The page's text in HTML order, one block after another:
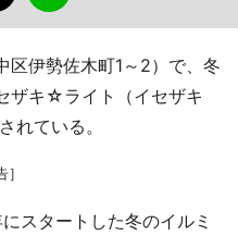
伊勢佐木町1～2）で、冬
ザキ☆ライト（イセザキ
れている。
］
スタートした冬のイルミ